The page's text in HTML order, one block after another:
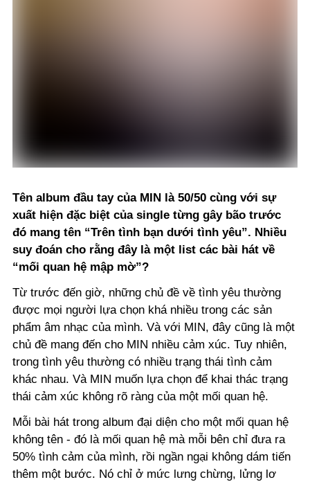
Tên album đầu tay của MIN là 50/50 cùng với sự
xuất hiện đặc biệt của single từng gây bão trước
đó mang tên “Trên tình bạn dưới tình yêu”. Nhiều
suy đoán cho rằng đây là một list các bài hát về
“mối quan hệ mập mờ”?
Từ trước đến giờ, những chủ đề về tình yêu thường
được mọi người lựa chọn khá nhiều trong các sản
phẩm âm nhạc của mình. Và với MIN, đây cũng là một
chủ đề mang đến cho MIN nhiều cảm xúc. Tuy nhiên,
trong tình yêu thường có nhiều trạng thái tình cảm
khác nhau. Và MIN muốn lựa chọn để khai thác trạng
thái cảm xúc không rõ ràng của một mối quan hệ.
Mỗi bài hát trong album đại diện cho một mối quan hệ
không tên - đó là mối quan hệ mà mỗi bên chỉ đưa ra
50% tình cảm của mình, rồi ngần ngại không dám tiến
thêm một bước. Nó chỉ ở mức lưng chừng, lửng lơ